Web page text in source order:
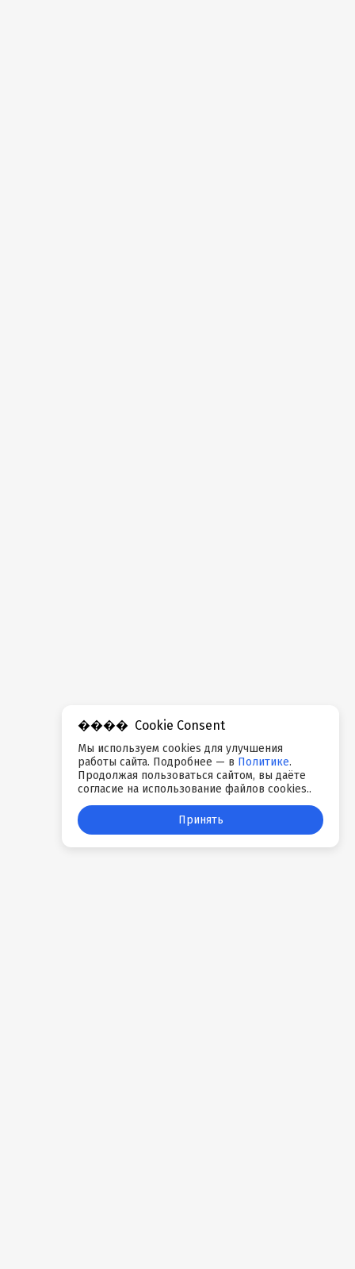
Cookie Consent
Мы используем cookies для улучшения
работы сайта. Подробнее — в Политике.
Продолжая пользоваться сайтом, вы даёте
согласие на использование файлов cookies..
Принять